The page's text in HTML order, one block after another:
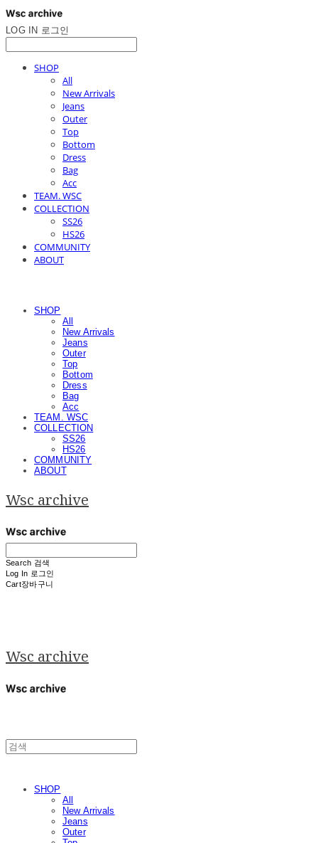
LOG IN 로그인
SHOP
All
New Arrivals
Jeans
Outer
Top
Bottom
Dress
Bag
Acc
TEAM. WSC
COLLECTION
SS26
HS26
COMMUNITY
ABOUT
SHOP
All
New Arrivals
Jeans
Outer
Top
Bottom
Dress
Bag
Acc
TEAM. WSC
COLLECTION
SS26
HS26
COMMUNITY
ABOUT
Wsc archive
Search 검색
Log In 로그인
Cart장바구니
Wsc archive
SHOP
All
New Arrivals
Jeans
Outer